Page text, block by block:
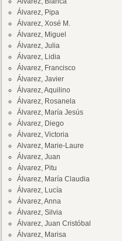
Álvarez, Pipa
Álvarez, Xosé M.
Álvarez, Miguel
Álvarez, Julia
Álvarez, Lidia
Álvarez, Francisco
Álvarez, Javier
Álvarez, Aquilino
Álvarez, Rosanela
Álvarez, María Jesús
Álvarez, Diego
Álvarez, Victoria
Alvarez, Marie-Laure
Álvarez, Juan
Álvarez, Pitu
Álvarez, María Claudia
Álvarez, Lucía
Álvarez, Anna
Álvarez, Silvia
Álvarez, Juan Cristóbal
Álvarez, Marisa